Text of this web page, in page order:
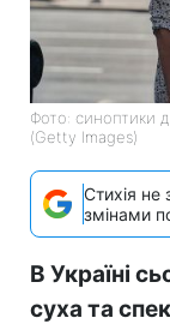
Фото: синоптики
(Getty Images)
Стихія не
змінами
В Україні
суха та